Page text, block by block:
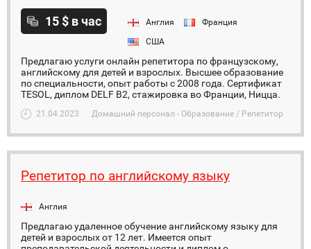
15 $ в час Англия
Франция
США
Предлагаю услуги онлайн репетитора по французскому,
английскому для детей и взрослых. Высшее образование
по специальности, опыт работы с 2008 года. Сертификат
TESOL, диплом DELF B2, стажировка во Франции, Ницца.
21.04.2023 Домашний персонал - Образование / Репетитор
Репетитор по английскому языку
Англия
Предлагаю удаленное обучение английскому языку для
детей и взрослых от 12 лет. Имеется опыт